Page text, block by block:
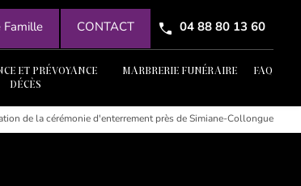
Famille CONTACT 04 88 80 13 60
ET PRÉVOYANCE
DÉCÈS
MARBRERIE FUNÉRAIRE FAQ
de la cérémonie d'enterrement près de Simiane-Collongue